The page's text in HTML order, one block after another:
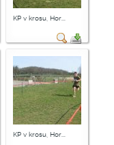
KP v krosu, Hor...
KP v krosu, Hor...